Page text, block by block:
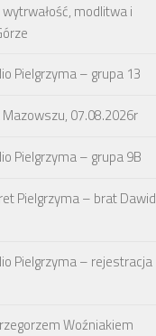
modlitwa i
Pielgrzyma – grupa 13
Mazowszu, 07.08.2026r
Pielgrzyma – grupa 9B
Pielgrzyma – brat Dawid
Pielgrzyma – rejestracja
Woźniakiem